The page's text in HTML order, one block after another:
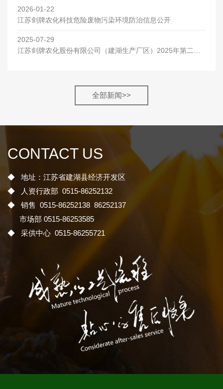
2026-01-22
江苏剑牌农化科技危险废物污染环境防治信息公开
2025-07-29
江苏剑牌农化股份有限公司（建湖生产厂区）2025年第二季
全部新闻>>
CONTACT US
◆ 地址：江苏省建湖县经济开发区
◆ 人资行政部 0515-86252132
◆ 销售 0515-86252138 86252137
市场部 0515-86253585
◆ 采供中心 0515-86255721